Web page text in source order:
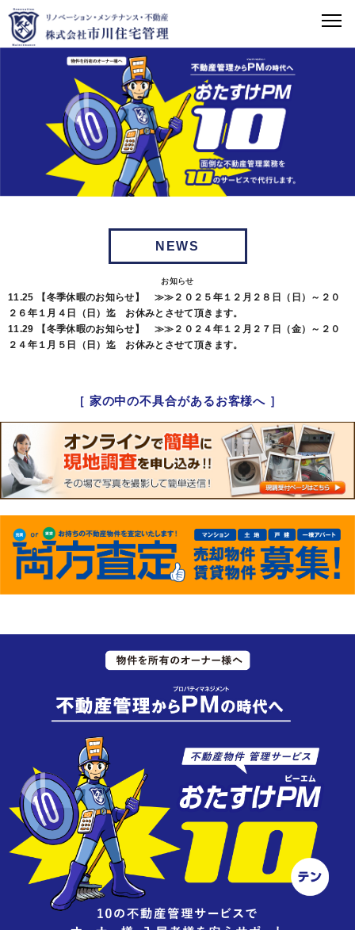
NEWS
お知らせ
11.25
【冬季休暇のお知らせ】 ≫≫２０２５年１２月２８日（日）～２０
２６年１月４日（日）迄 お休みとさせて頂きます。
11.29
【冬季休暇のお知らせ】 ≫≫２０２４年１２月２７日（金）～２０
２４年１月５日（日）迄 お休みとさせて頂きます。
［ 家の中の不具合があるお客様へ ］